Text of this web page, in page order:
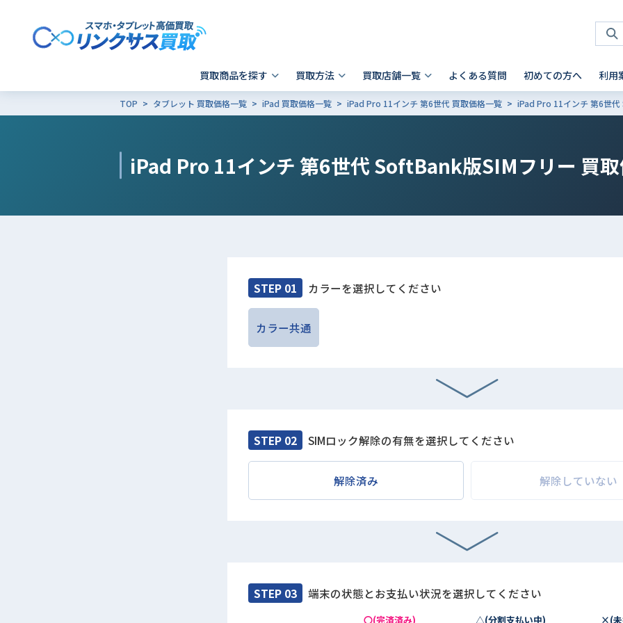
買取商品を探す
- Xperia
- Galaxy Tab
- Surface
買取方法 買取店舗一覧
- 品川 ウィング高輪店
よくある質問 初めての方へ 利用
TOP タブレット 買取価格一覧 iPad 買取価格一覧 iPad Pro 11インチ 第6世代 買取価格一覧 iPad Pro 11インチ 第6世
iPad Pro 11インチ 第6世代 SoftBank版SIMフリー 買
STEP 01 カラーを選択してください
カラー共通
STEP 02 SIMロック解除の有無を選択してください
解除済み 解除していない
STEP 03 端末の状態とお支払い状況を選択してください
〇(完済済み) △(分割支払い中) ×(未